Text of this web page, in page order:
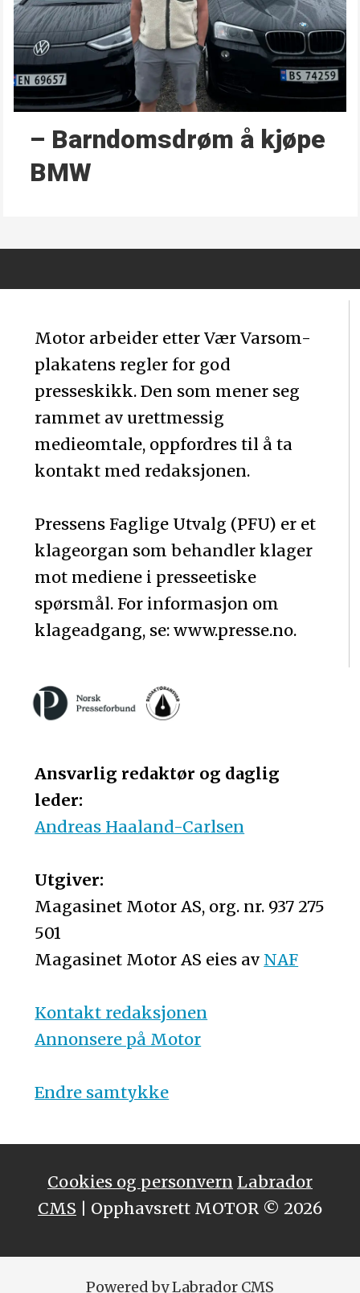
– Barndoms­drøm å kjøpe
BMW
Motor arbeider etter Vær Varsom-
plakatens regler for god
presseskikk. Den som mener seg
rammet av urettmessig
medieomtale, oppfordres til å ta
kontakt med redaksjonen.
Pressens Faglige Utvalg (PFU) er et
klageorgan som behandler klager
mot mediene i presseetiske
spørsmål. For informasjon om
klageadgang, se: www.presse.no.
Ansvarlig redaktør og daglig
leder:
Andreas Haaland-Carlsen
Utgiver:
Magasinet Motor AS, org. nr. 937 275
501
Magasinet Motor AS eies av NAF
Kontakt redaksjonen
Annonsere på Motor
Endre samtykke
Cookies og personvern Labrador
CMS | Opphavsrett MOTOR © 2026
Powered by Labrador CMS